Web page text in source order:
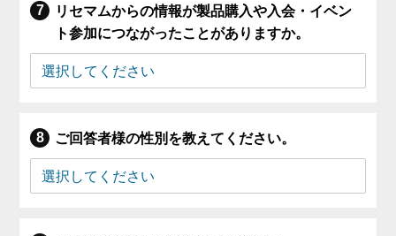
リセマムからの情報が製品購入や入会・イベン
ト参加につながったことがありますか。
ご回答者様の性別を教えてください。